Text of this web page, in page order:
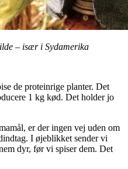
– især i Sydamerika
de proteinrige planter. Det
1 kg kød. Det holder jo
er der ingen vej uden om
I øjeblikket sender vi
dyr, før vi spiser dem. Det